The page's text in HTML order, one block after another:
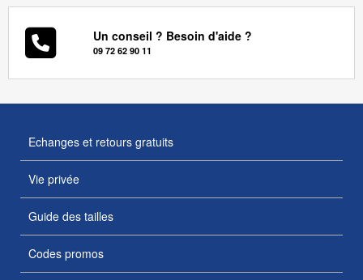
Un conseil ? Besoin d'aide ?
09 72 62 90 11
Echanges et retours gratuits
Vie privée
Guide des tailles
Codes promos